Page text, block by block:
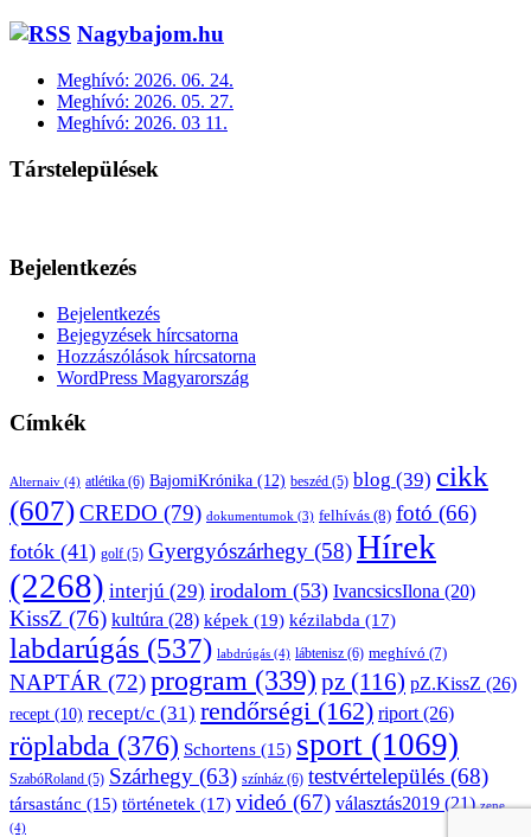
Nagybajom.hu
Meghívó: 2026. 06. 24.
Meghívó: 2026. 05. 27.
Meghívó: 2026. 03 11.
Társtelepülések
Bejelentkezés
Bejelentkezés
Bejegyzések hírcsatorna
Hozzászólások hírcsatorna
WordPress Magyarország
Címkék
Alternaiv (4) atlétika (6) BajomiKrónika (12) beszéd (5) blog (39) cikk
(607)CREDO (79) dokumentumok (3) felhívás (8) fotó (66)
fotók (41) golf (5) Gyergyószárhegy (58)Hírek
(2268) interjú (29) irodalom (53) IvancsicsIlona (20)
KissZ (76) kultúra (28) képek (19) kézilabda (17)
labdarúgás (537) labdrúgás (4) lábtenisz (6) meghívó (7)
NAPTÁR (72)program (339) pz (116) pZ.KissZ (26)
recept (10) recept/c (31) rendőrségi (162) riport(26)
röplabda (376) Schortens (15) sport (1069)
SzabóRoland (5) Szárhegy (63) színház (6) testvértelepülés (68)
társastánc (15) történetek (17) videó (67) választás2019 (21) zene
(4)